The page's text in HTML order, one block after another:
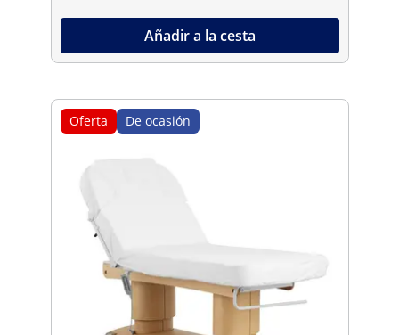
Añadir a la cesta
Oferta De ocasión